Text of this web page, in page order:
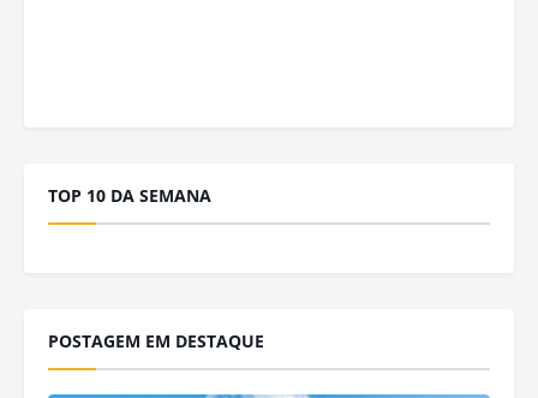
TOP 10 DA SEMANA
POSTAGEM EM DESTAQUE